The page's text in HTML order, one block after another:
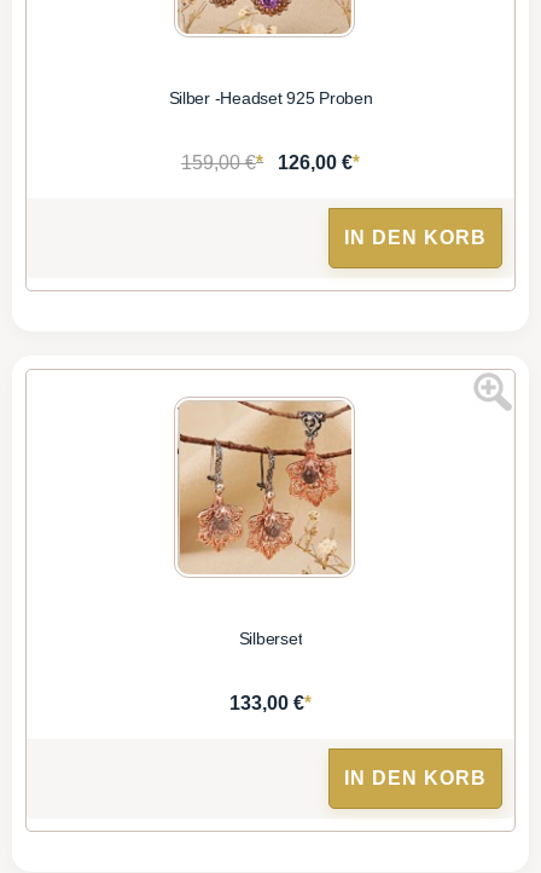
Silber -Headset 925 Proben
159,00 €* 126,00 €*
IN DEN KORB
Silberset
133,00 €*
IN DEN KORB